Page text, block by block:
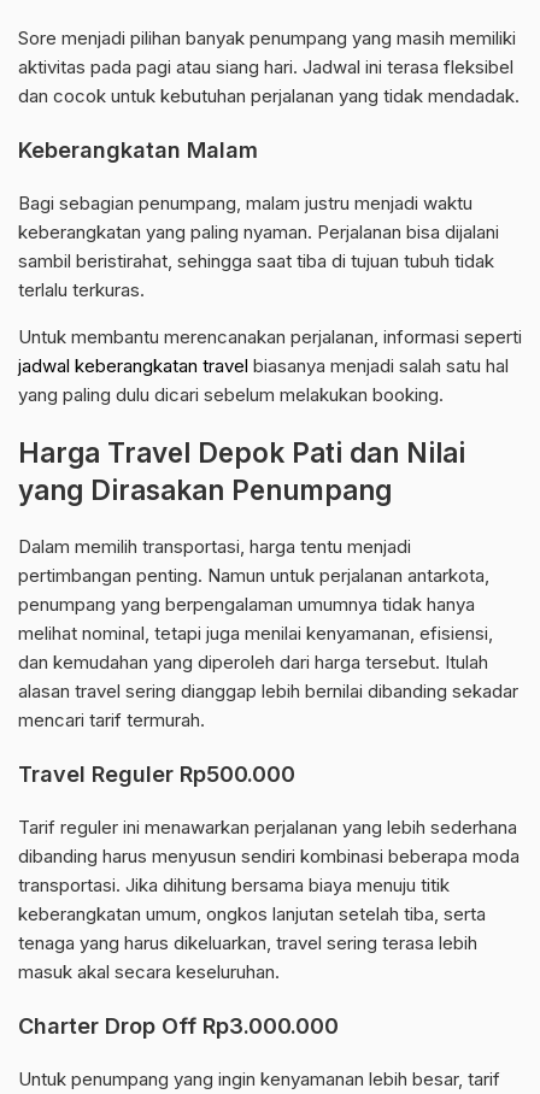
Sore menjadi pilihan banyak penumpang yang masih memiliki
aktivitas pada pagi atau siang hari. Jadwal ini terasa fleksibel
dan cocok untuk kebutuhan perjalanan yang tidak mendadak.
Keberangkatan Malam
Bagi sebagian penumpang, malam justru menjadi waktu
keberangkatan yang paling nyaman. Perjalanan bisa dijalani
sambil beristirahat, sehingga saat tiba di tujuan tubuh tidak
terlalu terkuras.
Untuk membantu merencanakan perjalanan, informasi seperti
jadwal keberangkatan travel biasanya menjadi salah satu hal
yang paling dulu dicari sebelum melakukan booking.
Harga Travel Depok Pati dan Nilai
yang Dirasakan Penumpang
Dalam memilih transportasi, harga tentu menjadi
pertimbangan penting. Namun untuk perjalanan antarkota,
penumpang yang berpengalaman umumnya tidak hanya
melihat nominal, tetapi juga menilai kenyamanan, efisiensi,
dan kemudahan yang diperoleh dari harga tersebut. Itulah
alasan travel sering dianggap lebih bernilai dibanding sekadar
mencari tarif termurah.
Travel Reguler Rp500.000
Tarif reguler ini menawarkan perjalanan yang lebih sederhana
dibanding harus menyusun sendiri kombinasi beberapa moda
transportasi. Jika dihitung bersama biaya menuju titik
keberangkatan umum, ongkos lanjutan setelah tiba, serta
tenaga yang harus dikeluarkan, travel sering terasa lebih
masuk akal secara keseluruhan.
Charter Drop Off Rp3.000.000
Untuk penumpang yang ingin kenyamanan lebih besar, tarif